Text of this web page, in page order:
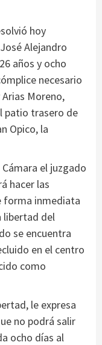
hoy
Alejandro
años y ocho
necesario
Moreno,
patio trasero de
Opico, la
el juzgado
hacer las
forma inmediata
libertad del
se encuentra
en el centro
como
le expresa
no podrá salir
ocho días al